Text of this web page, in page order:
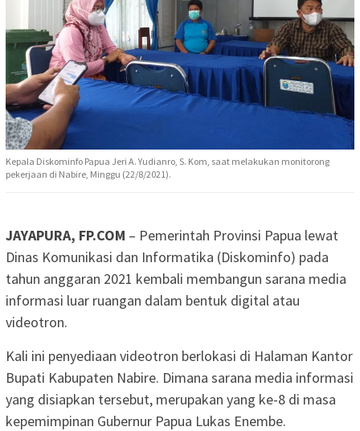
Kepala Diskominfo Papua Jeri A. Yudianro, S. Kom, saat melakukan monitorong
pekerjaan di Nabire, Minggu (22/8/2021).
JAYAPURA, FP.COM – Pemerintah Provinsi Papua lewat
Dinas Komunikasi dan Informatika (Diskominfo) pada
tahun anggaran 2021 kembali membangun sarana media
informasi luar ruangan dalam bentuk digital atau
videotron.
Kali ini penyediaan videotron berlokasi di Halaman Kantor
Bupati Kabupaten Nabire. Dimana sarana media informasi
yang disiapkan tersebut, merupakan yang ke-8 di masa
kepemimpinan Gubernur Papua Lukas Enembe.